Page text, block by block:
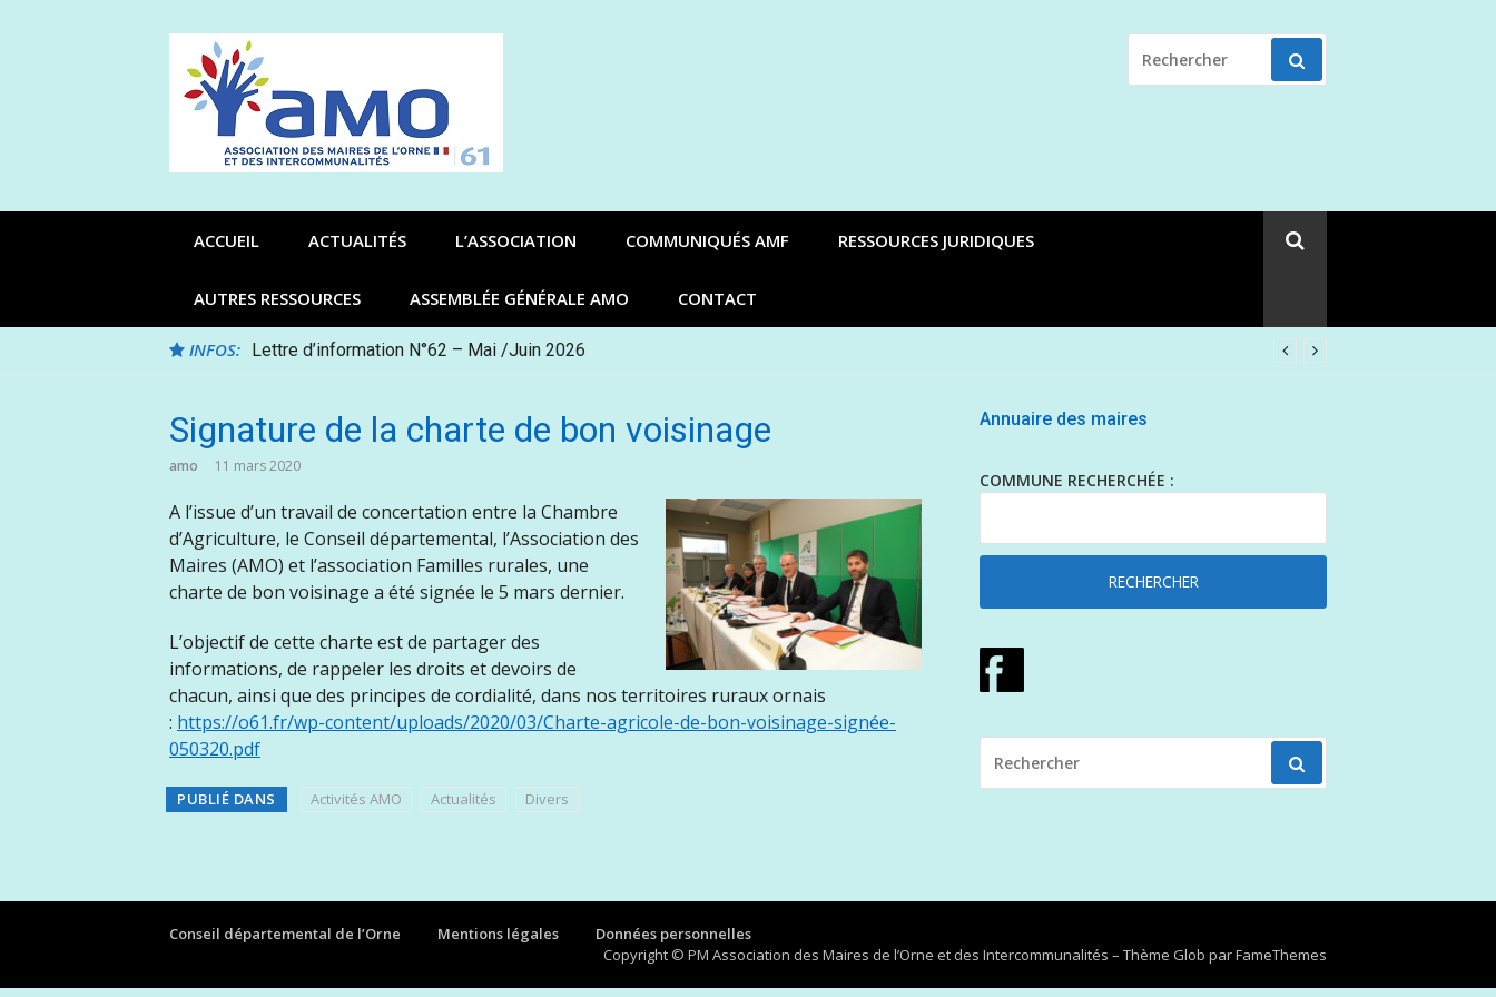
POUR
:
ACCUEIL ACTUALITÉS L’ASSOCIATION COMMUNIQUÉS AMF RESSOURCES JURIDIQUES
AUTRES RESSOURCES ASSEMBLÉE GÉNÉRALE AMO CONTACT
INFOS: Lettre d’information N°62 – Mai /Juin 2026
Signature de la charte de bon voisinage
amo 11 mars 2020
A l’issue d’un travail de concertation entre la Chambre
d’Agriculture, le Conseil départemental, l’Association des
Maires (AMO) et l’association Familles rurales, une
charte de bon voisinage a été signée le 5 mars dernier.
L’objectif de cette charte est de partager des
informations, de rappeler les droits et devoirs de
chacun, ainsi que des principes de cordialité, dans nos territoires ruraux ornais
: https://o61.fr/wp-content/uploads/2020/03/Charte-agricole-de-bon-voisinage-signée-
050320.pdf
PUBLIÉ DANS Activités AMO Actualités Divers
Annuaire des maires
COMMUNE RECHERCHÉE :
POUR
:
Conseil départemental de l’Orne Mentions légales
Données personnelles
Copyright © PM Association des Maires de l’Orne et des Intercommunalités – Thème Glob parFameThemes